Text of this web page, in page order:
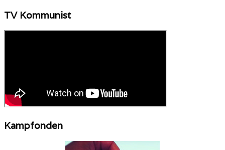
TV Kommunist
Kampfonden